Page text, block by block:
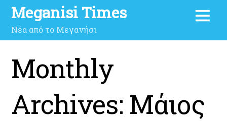
Meganisi Times
Νέα από το Μεγανήσι
Monthly
Archives: Μάιος